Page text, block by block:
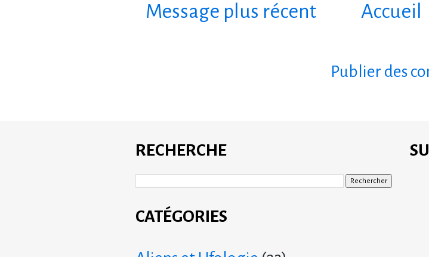
Message plus récent Accueil
Publier des
RECHERCHE
CATÉGORIES